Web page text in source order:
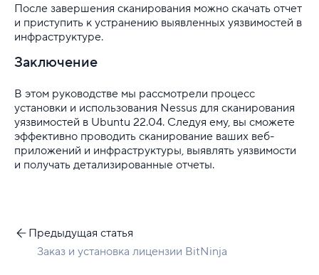
После завершения сканирования можно скачать отчет
и приступить к устранению выявленных уязвимостей в
инфраструктуре.
Заключение
В этом руководстве мы рассмотрели процесс
установки и использования Nessus для сканирования
уязвимостей в Ubuntu 22.04. Следуя ему, вы сможете
эффективно проводить сканирование ваших веб-
приложений и инфраструктуры, выявлять уязвимости
и получать детализированные отчеты.
Предыдущая статья
Заказ и установка лицензии BitNinja